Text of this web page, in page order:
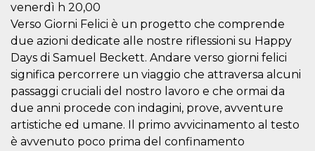
venerdì h 20,00
Verso Giorni Felici è un progetto che comprende
due azioni dedicate alle nostre riflessioni su Happy
Days di Samuel Beckett. Andare verso giorni felici
significa percorrere un viaggio che attraversa alcuni
passaggi cruciali del nostro lavoro e che ormai da
due anni procede con indagini, prove, avventure
artistiche ed umane. Il primo avvicinamento al testo
è avvenuto poco prima del confinamento
identify
trusted web
traffic and
override any
security
restrictions
based on
the visitor's
IP address. It
is essential
for